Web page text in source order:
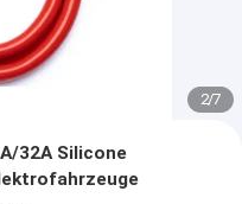
2/7
32A Silicone